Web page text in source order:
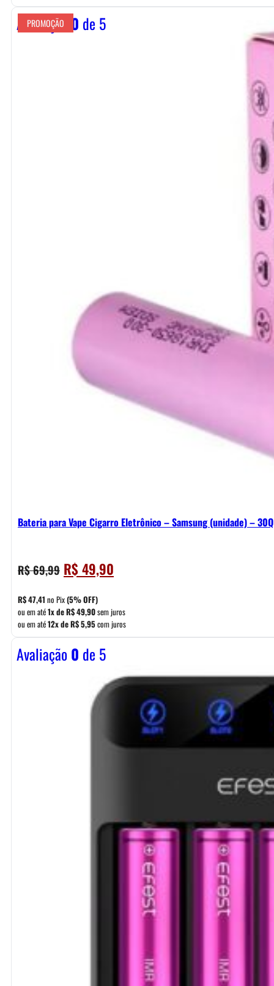
Avaliação 0 de 5
PROMOÇÃO
Bateria para Vape Cigarro Eletrônico – Samsung (unidade) –
R$69,99 O
preço
original
era:
R$ 69,99.
R$49,90
preço
é:
R$ 49,90.
R$47,41 no Pix(5% OFF)
ou em até1x deR$49,90sem juros
ou em até12x deR$5,95com juros
Avaliação0 de 5